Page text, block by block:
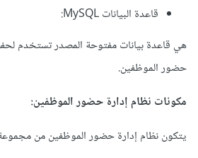
قاعدة البيانات MySQL:
هي قاعدة بيانات مفتوحة المصدر تستخدم
حضور الموظفين.
مكونات نظام إدارة حضور الموظفين:
يتكون نظام إدارة حضور الموظفين من